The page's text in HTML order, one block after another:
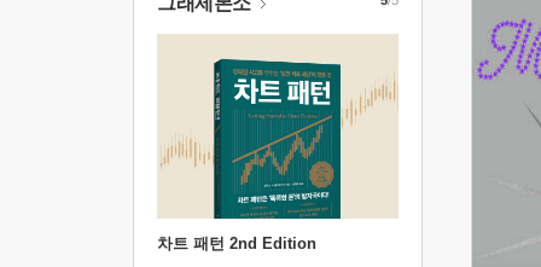
차트 패턴 2nd Edition